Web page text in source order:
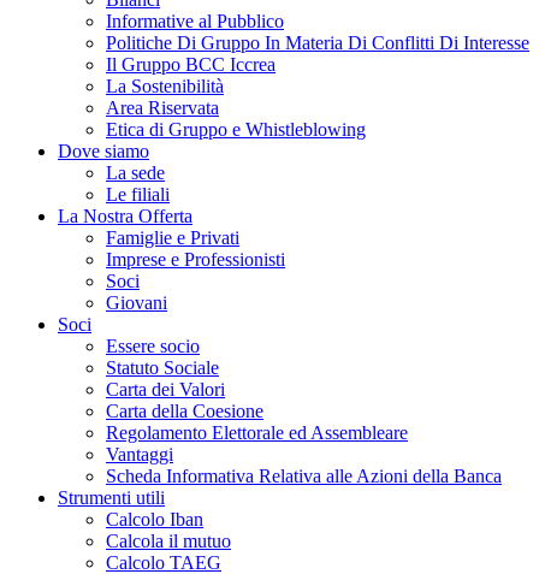
Informative al Pubblico
Politiche Di Gruppo In Materia Di Conflitti Di Interesse
Il Gruppo BCC Iccrea
La Sostenibilità
Area Riservata
Etica di Gruppo e Whistleblowing
Dove siamo
La sede
Le filiali
La Nostra Offerta
Famiglie e Privati
Imprese e Professionisti
Soci
Giovani
Soci
Essere socio
Statuto Sociale
Carta dei Valori
Carta della Coesione
Regolamento Elettorale ed Assembleare
Vantaggi
Scheda Informativa Relativa alle Azioni della Banca
Strumenti utili
Calcolo Iban
Calcola il mutuo
Calcolo TAEG